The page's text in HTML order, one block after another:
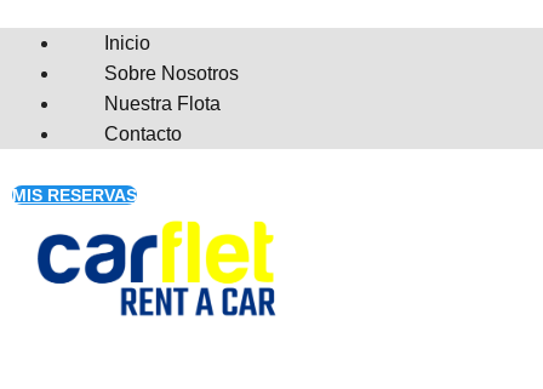
Inicio
Sobre Nosotros
Nuestra Flota
Contacto
MIS RESERVAS